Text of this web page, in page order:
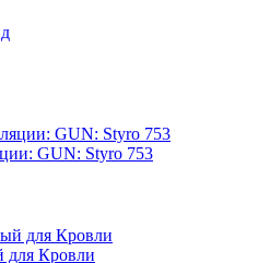
GUN: Styro 753
для Кровли